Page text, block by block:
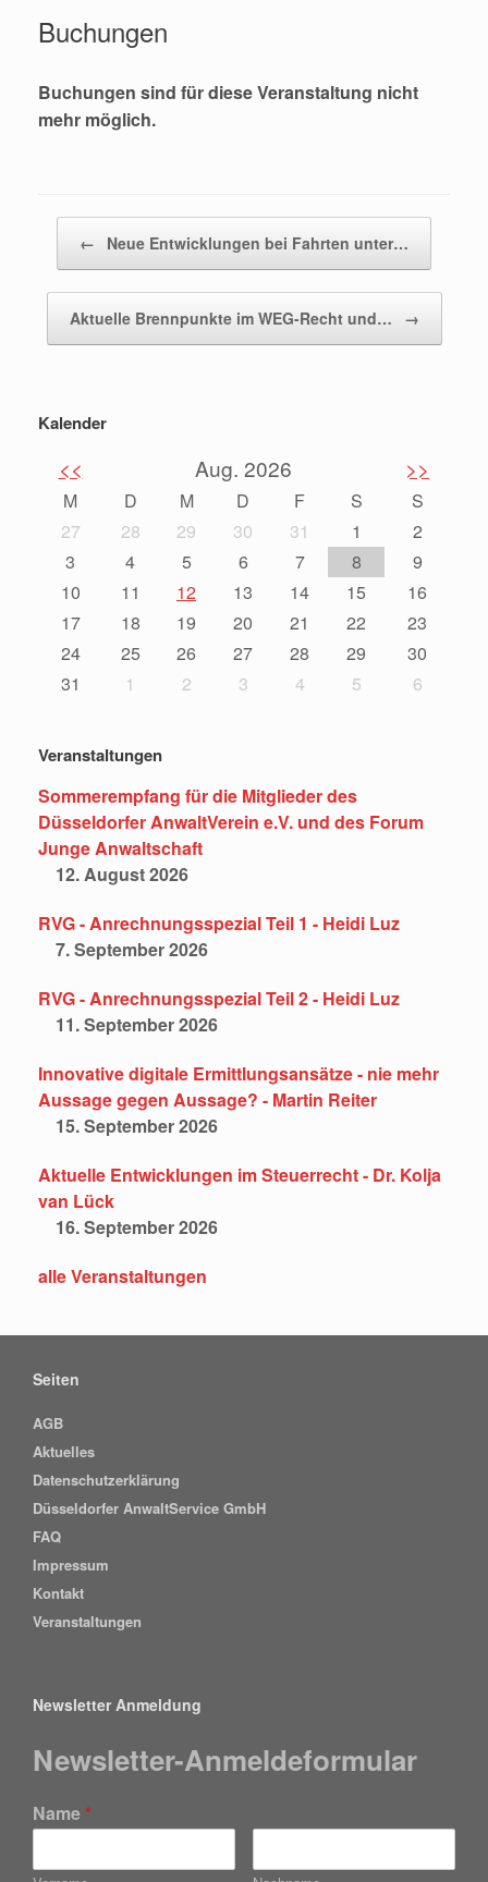
Buchungen
Buchungen sind für diese Veranstaltung nicht
mehr möglich.
← Neue Entwicklungen bei Fahrten unter…
Aktuelle Brennpunkte im WEG-Recht und… →
Kalender
<< Aug. 2026 >>
M D M D F S
S
27
28 29 30 31 1
2
3
4 5 6 7 8
9
10
11 12 13 14 15
16
17
18 19 20 21 22
23
24
25 26 27 28 29
30
31
1 2 3 4 5 6
Veranstaltungen
Sommerempfang für die Mitglieder des
Düsseldorfer AnwaltVerein e.V. und des Forum
Junge Anwaltschaft
12. August 2026
RVG - Anrechnungsspezial Teil 1 - Heidi Luz
7. September 2026
RVG - Anrechnungsspezial Teil 2 - Heidi Luz
11. September 2026
Innovative digitale Ermittlungsansätze - nie mehr
Aussage gegen Aussage? - Martin Reiter
15. September 2026
Aktuelle Entwicklungen im Steuerrecht - Dr. Kolja
van Lück
16. September 2026
alle Veranstaltungen
Seiten
AGB
Aktuelles
Datenschutzerklärung
Düsseldorfer AnwaltService GmbH
FAQ
Impressum
Kontakt
Veranstaltungen
Newsletter Anmeldung
Newsletter-Anmeldeformular
Name *